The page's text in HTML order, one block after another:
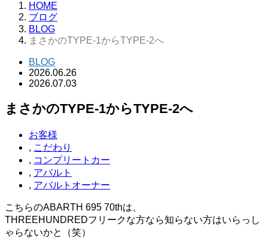
HOME
ブログ
BLOG
まさかのTYPE-1からTYPE-2へ
BLOG
2026.06.26
2026.07.03
まさかのTYPE-1からTYPE-2へ
お客様
, こだわり
, コンプリートカー
, アバルト
, アバルトオーナー
こちらのABARTH 695 70thは、
THREEHUNDREDフリークな方なら知らない方はいらっし
ゃらないかと（笑）